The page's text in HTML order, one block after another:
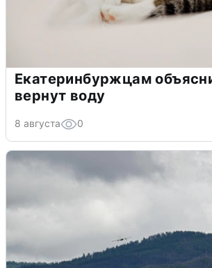
Екатеринбуржцам
вернут воду
8 августа 0